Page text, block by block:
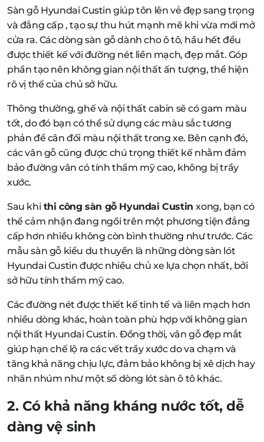
Sàn gỗ Hyundai Custin giúp tôn lên vẻ đẹp sang trọng
và đẳng cấp , tạo sự thu hút mạnh mẽ khi vừa mới mở
cửa ra. Các dòng sàn gỗ dành cho ô tô, hầu hết đều
được thiết kế với đường nét liền mạch, đẹp mắt. Góp
phần tạo nên không gian nội thất ấn tượng, thể hiện
rõ vị thế của chủ sở hữu.
Thông thường, ghế và nội thất cabin sẽ có gam màu
tốt, do đó bạn có thể sử dụng các màu sắc tương
phản để cân đối màu nội thất trong xe. Bên cạnh đó,
các vân gỗ cũng được chú trọng thiết kế nhằm đảm
bảo đường vân có tính thẩm mỹ cao, không bị trầy
xước.
Sau khithi công sàn gỗ Hyundai Custinxong, bạn có
thể cảm nhận đang ngồi trên một phương tiện đẳng
cấp hơn nhiều không còn bình thường như trước. Các
mẫu sàn gỗ kiểu du thuyền là những dòng sàn lót
Hyundai Custin được nhiều chủ xe lựa chọn nhất, bởi
sở hữu tính thẩm mỹ cao.
Các đường nét được thiết kế tinh tế và liên mạch hơn
nhiều dòng khác, hoàn toàn phù hợp với không gian
nội thất Hyundai Custin. Đồng thời, vân gỗ đẹp mắt
giúp hạn chế lộ ra các vết trầy xước do va chạm và
tăng khả năng chịu lực, đảm bảo không bị xê dịch hay
nhăn nhúm như một số dòng lót sàn ô tô khác.
2. Có khả năng kháng nước tốt, dễ
dàng vệ sinh